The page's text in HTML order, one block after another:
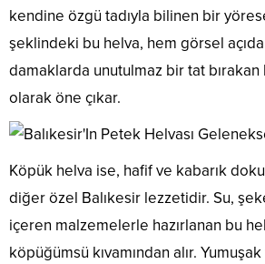
kendine özgü tadıyla bilinen bir
şeklindeki bu helva, hem görsel
damaklarda unutulmaz bir tat
olarak öne çıkar.
Köpük helva ise, hafif ve kabarık
diğer özel Balıkesir lezzetidir. Su,
içeren malzemelerle hazırlanan bu
köpüğümsü kıvamından alır.